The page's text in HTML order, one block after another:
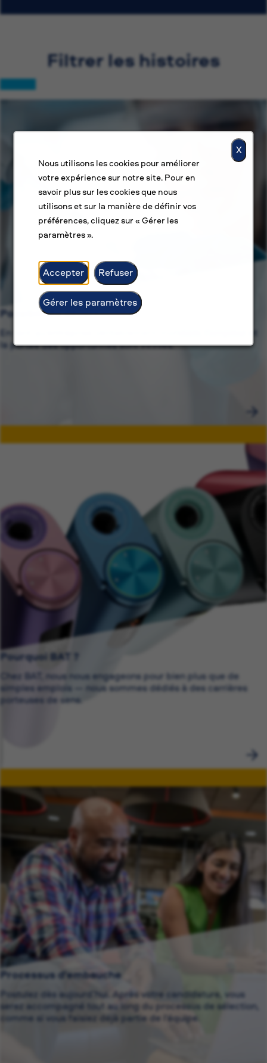
X
Nous utilisons les cookies pour améliorer
votre expérience sur notre site. Pour en
savoir plus sur les cookies que nous
utilisons et sur la manière de définir vos
préférences, cliquez sur « Gérer les
paramètres ».
Accepter Refuser
Gérer les paramètres
Filtrer les histoires
Possibilités déverrouillées
En tant qu'entreprise véritablement mondiale, l'ampleur et
la portée des opportunités sont infinies.
Pourquoi BAT ?
Chez BAT, nous nous engageons pour bien plus que de
simples emplois — nous sommes dédiés à des carrières
porteuses de sens.
Processus d’embauche
Postulez dès aujourd’hui. Après votre candidature, vous
serez accompagné tout au long du processus de sélection,
comme si vous faisiez déjà partie de l’équipe.